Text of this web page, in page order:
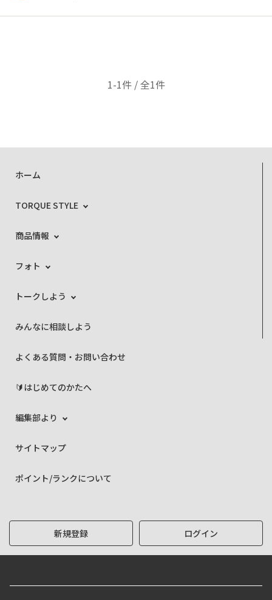
1-1件 / 全1件
ホーム
TORQUE STYLE
商品情報
フォト
トークしよう
みんなに相談しよう
よくある質問・お問い合わせ
🔰はじめてのかたへ
編集部より
サイトマップ
ポイント/ランクについて
新規登録 ログイン